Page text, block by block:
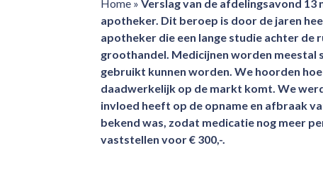
Home» Verslag van de afdelingsavond 13
apotheker. Dit beroep is door de jaren
apotheker die een lange studie achter de
groothandel. Medicijnen worden meestal
gebruikt kunnen worden. We hoorden
daadwerkelijk op de markt komt. We
invloed heeft op de opname en afbraak
bekend was, zodat medicatie nog meer
vaststellen voor € 300,-.